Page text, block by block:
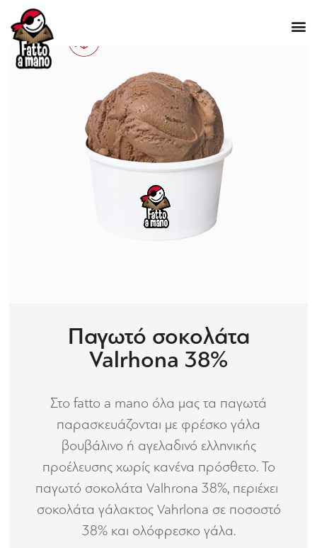
Παγωτό σοκολάτα
Valrhona 38%
Στο fatto a mano όλα μας τα παγωτά
παρασκευάζονται με φρέσκο γάλα
βουβάλινο ή αγελαδινό ελληνικής
προέλευσης χωρίς κανένα πρόσθετο. Το
παγωτό σοκολάτα Valhrona 38%, περιέχει
σοκολάτα γάλακτος Vahrlona σε ποσοστό
38% και ολόφρεσκο γάλα.